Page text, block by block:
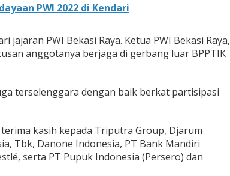
PWI 2022 di Kendari
jajaran PWI Bekasi Raya. Ketua PWI Bekasi Raya,
anggotanya berjaga di gerbang luar BPPTIK
terselenggara dengan baik berkat partisipasi
kasih kepada Triputra Group, Djarum
Tbk, Danone Indonesia, PT Bank Mandiri
serta PT Pupuk Indonesia (Persero) dan